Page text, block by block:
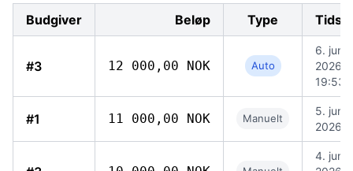
Budgiver Beløp Type
#3 12 000,00 NOK Auto
6. juni
2026,
19:53
#1 11 000,00 NOK Manuelt
5. juni
2026,
4. juni